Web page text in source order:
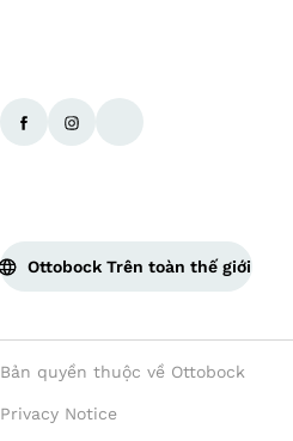
Ottobock Trên toàn thế giới
Bản quyền thuộc về Ottobock
Privacy Notice